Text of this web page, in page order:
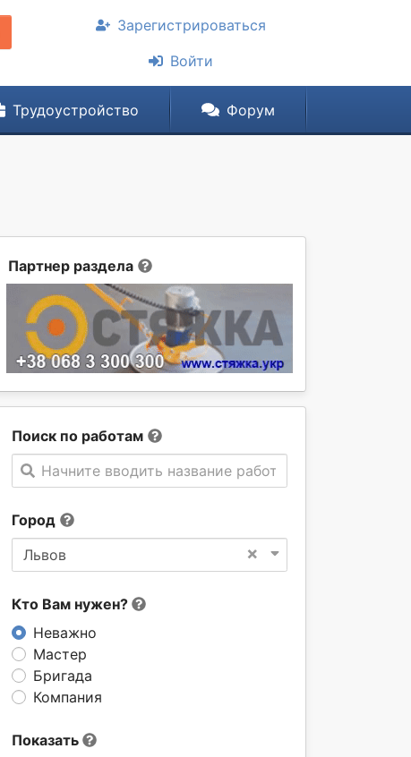
Зарегистрироваться
Войти
Трудоустройство Форум
Партнер раздела
Поиск по работам
Начните вводить название работы
Город
×
Львов
Кто Вам нужен?
Неважно
Мастер
Бригада
Компания
Показать